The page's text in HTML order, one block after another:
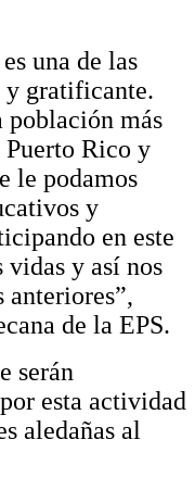
una de las
y gratificante.
población más
Puerto Rico y
le podamos
y
en este
vidas y así nos
anteriores”,
de la EPS.
serán
esta actividad
aledañas al